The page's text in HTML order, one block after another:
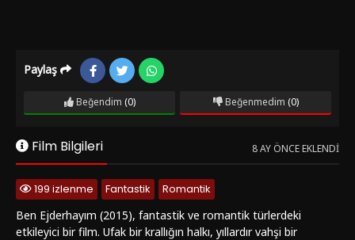
Paylaş
Beğendim (0) Beğenmedim (0)
Film Bilgileri 8 AY ÖNCE EKLENDI
199 izlenme Fantastik
Romantik
Ben Ejderhayım (2015), fantastik ve romantik türlerdeki
etkileyici bir film. Ufak bir krallığın halkı, yıllardır vahşi bir